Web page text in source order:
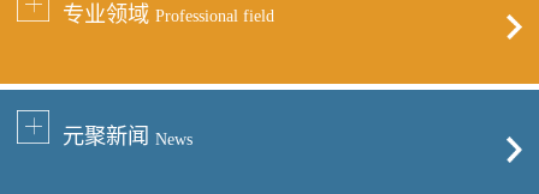
专业领域 Professional field
元聚新闻 News